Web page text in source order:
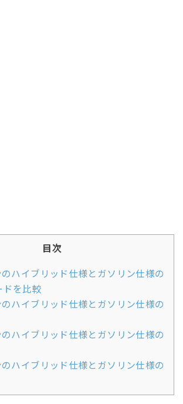
目次
ハイブリッド仕様とガソリン仕様の
ドを比較
ハイブリッド仕様とガソリン仕様の
ハイブリッド仕様とガソリン仕様の
ハイブリッド仕様とガソリン仕様の